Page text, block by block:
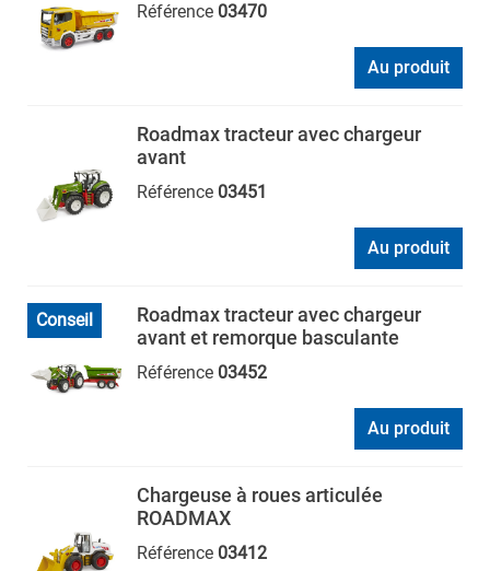
Référence 03470
Au produit
Roadmax tracteur avec chargeur
avant
Référence 03451
Au produit
Conseil
Roadmax tracteur avec chargeur
avant et remorque basculante
Référence 03452
Au produit
Chargeuse à roues articulée
ROADMAX
Référence 03412